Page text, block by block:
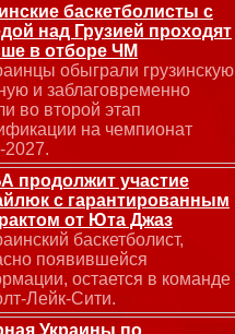
баскетболисты с
над Грузией проходят
в отборе ЧМ
обыграли грузинскую
и заблаговременно
во второй этап
на чемпионат
2027.
продолжит участие
с гарантированным
от Юта Джаз
баскетболист,
появившейся
остается в команде
Лейк-Сити.
Украины по